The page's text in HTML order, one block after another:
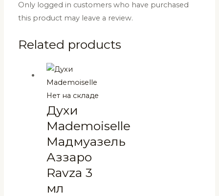
Only logged in customers who have purchased
this product may leave a review.
Related products
Нет на складе
Духи
Mademoiselle
Мадмуазель
Аззаро
Ravza 3
мл